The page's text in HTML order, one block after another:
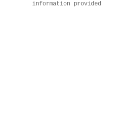
information provided